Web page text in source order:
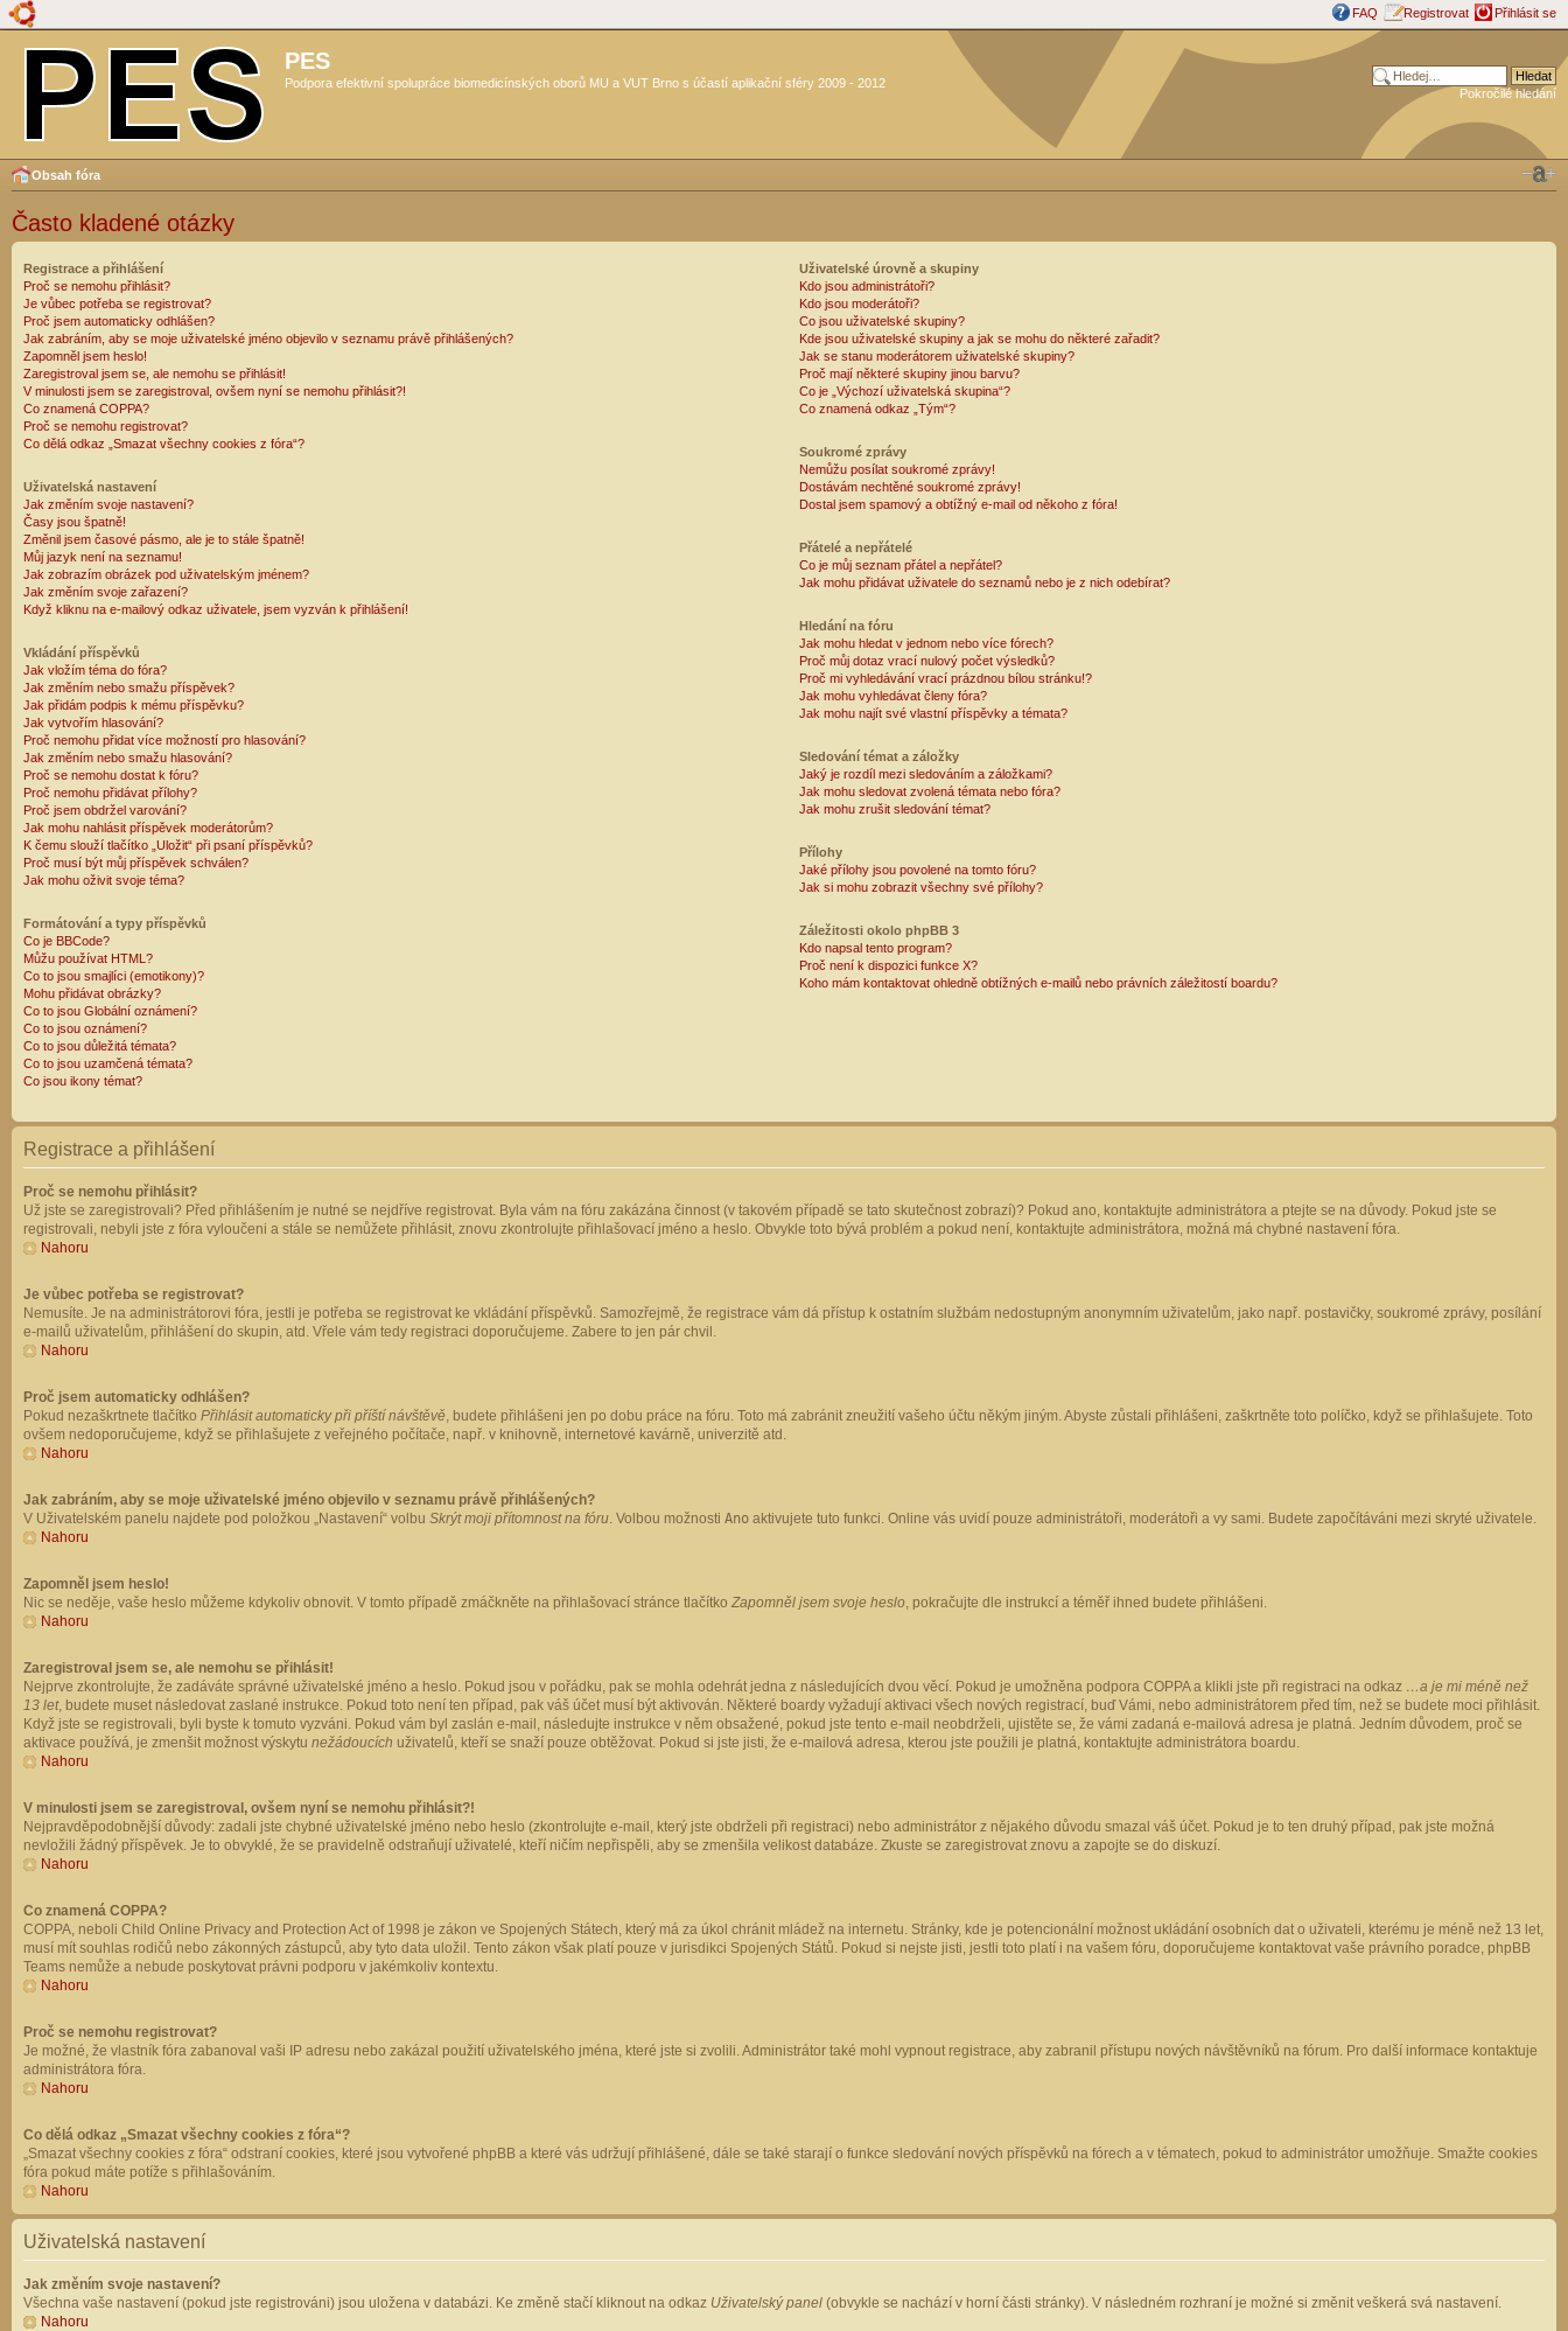
FAQ Registrovat Přihlásit se
PES
Podpora efektivní spolupráce biomedicínských oborů MU a VUT Brno s účastí aplikační sféry 2009 - 2012
Pokročilé hledání
Obsah fóra
Často kladené otázky
Registrace a přihlášení
Proč se nemohu přihlásit?
Je vůbec potřeba se registrovat?
Proč jsem automaticky odhlášen?
Jak zabráním, aby se moje uživatelské jméno objevilo v seznamu právě přihlášených?
Zapomněl jsem heslo!
Zaregistroval jsem se, ale nemohu se přihlásit!
V minulosti jsem se zaregistroval, ovšem nyní se nemohu přihlásit?!
Co znamená COPPA?
Proč se nemohu registrovat?
Co dělá odkaz „Smazat všechny cookies z fóra“?
Uživatelská nastavení
Jak změním svoje nastavení?
Časy jsou špatně!
Změnil jsem časové pásmo, ale je to stále špatně!
Můj jazyk není na seznamu!
Jak zobrazím obrázek pod uživatelským jménem?
Jak změním svoje zařazení?
Když kliknu na e-mailový odkaz uživatele, jsem vyzván k přihlášení!
Vkládání příspěvků
Jak vložím téma do fóra?
Jak změním nebo smažu příspěvek?
Jak přidám podpis k mému příspěvku?
Jak vytvořím hlasování?
Proč nemohu přidat více možností pro hlasování?
Jak změním nebo smažu hlasování?
Proč se nemohu dostat k fóru?
Proč nemohu přidávat přílohy?
Proč jsem obdržel varování?
Jak mohu nahlásit příspěvek moderátorům?
K čemu slouží tlačítko „Uložit“ při psaní příspěvků?
Proč musí být můj příspěvek schválen?
Jak mohu oživit svoje téma?
Formátování a typy příspěvků
Co je BBCode?
Můžu používat HTML?
Co to jsou smajlíci (emotikony)?
Mohu přidávat obrázky?
Co to jsou Globální oznámení?
Co to jsou oznámení?
Co to jsou důležitá témata?
Co to jsou uzamčená témata?
Co jsou ikony témat?
Uživatelské úrovně a skupiny
Kdo jsou administrátoři?
Kdo jsou moderátoři?
Co jsou uživatelské skupiny?
Kde jsou uživatelské skupiny a jak se mohu do některé zařadit?
Jak se stanu moderátorem uživatelské skupiny?
Proč mají některé skupiny jinou barvu?
Co je „Výchozí uživatelská skupina“?
Co znamená odkaz „Tým“?
Soukromé zprávy
Nemůžu posílat soukromé zprávy!
Dostávám nechtěné soukromé zprávy!
Dostal jsem spamový a obtížný e-mail od někoho z fóra!
Přátelé a nepřátelé
Co je můj seznam přátel a nepřátel?
Jak mohu přidávat uživatele do seznamů nebo je z nich odebírat?
Hledání na fóru
Jak mohu hledat v jednom nebo více fórech?
Proč můj dotaz vrací nulový počet výsledků?
Proč mi vyhledávání vrací prázdnou bílou stránku!?
Jak mohu vyhledávat členy fóra?
Jak mohu najít své vlastní příspěvky a témata?
Sledování témat a záložky
Jaký je rozdíl mezi sledováním a záložkami?
Jak mohu sledovat zvolená témata nebo fóra?
Jak mohu zrušit sledování témat?
Přílohy
Jaké přílohy jsou povolené na tomto fóru?
Jak si mohu zobrazit všechny své přílohy?
Záležitosti okolo phpBB 3
Kdo napsal tento program?
Proč není k dispozici funkce X?
Koho mám kontaktovat ohledně obtížných e-mailů nebo právních záležitostí boardu?
Registrace a přihlášení
Proč se nemohu přihlásit?
Už jste se zaregistrovali? Před přihlášením je nutné se nejdříve registrovat. Byla vám na fóru zakázána činnost (v takovém případě se tato skutečnost zobrazí)? Pokud ano, kontaktujte administrátora a ptejte se na důvody. Pokud jste se
registrovali, nebyli jste z fóra vyloučeni a stále se nemůžete přihlásit, znovu zkontrolujte přihlašovací jméno a heslo. Obvykle toto bývá problém a pokud není, kontaktujte administrátora, možná má chybné nastavení fóra.
Nahoru
Je vůbec potřeba se registrovat?
Nemusíte. Je na administrátorovi fóra, jestli je potřeba se registrovat ke vkládání příspěvků. Samozřejmě, že registrace vám dá přístup k ostatním službám nedostupným anonymním uživatelům, jako např. postavičky, soukromé zprávy, posílání
e-mailů uživatelům, přihlášení do skupin, atd. Vřele vám tedy registraci doporučujeme. Zabere to jen pár chvil.
Nahoru
Proč jsem automaticky odhlášen?
Pokud nezaškrtnete tlačítko Přihlásit automaticky při příští návštěvě, budete přihlášeni jen po dobu práce na fóru. Toto má zabránit zneužití vašeho účtu někým jiným. Abyste zůstali přihlášeni, zaškrtněte toto políčko, když se přihlašujete. Toto
ovšem nedoporučujeme, když se přihlašujete z veřejného počítače, např. v knihovně, internetové kavárně, univerzitě atd.
Nahoru
Jak zabráním, aby se moje uživatelské jméno objevilo v seznamu právě přihlášených?
V Uživatelském panelu najdete pod položkou „Nastavení“ volbu Skrýt moji přítomnost na fóru. Volbou možnosti Ano aktivujete tuto funkci. Online vás uvidí pouze administrátoři, moderátoři a vy sami. Budete započítáváni mezi skryté uživatele.
Nahoru
Zapomněl jsem heslo!
Nic se neděje, vaše heslo můžeme kdykoliv obnovit. V tomto případě zmáčkněte na přihlašovací stránce tlačítko Zapomněl jsem svoje heslo, pokračujte dle instrukcí a téměř ihned budete přihlášeni.
Nahoru
Zaregistroval jsem se, ale nemohu se přihlásit!
Nejprve zkontrolujte, že zadáváte správné uživatelské jméno a heslo. Pokud jsou v pořádku, pak se mohla odehrát jedna z následujících dvou věcí. Pokud je umožněna podpora COPPA a klikli jste při registraci na odkaz …a je mi méně než
13 let, budete muset následovat zaslané instrukce. Pokud toto není ten případ, pak váš účet musí být aktivován. Některé boardy vyžadují aktivaci všech nových registrací, buď Vámi, nebo administrátorem před tím, než se budete moci přihlásit.
Když jste se registrovali, byli byste k tomuto vyzváni. Pokud vám byl zaslán e-mail, následujte instrukce v něm obsažené, pokud jste tento e-mail neobdrželi, ujistěte se, že vámi zadaná e-mailová adresa je platná. Jedním důvodem, proč se
aktivace používá, je zmenšit možnost výskytu nežádoucích uživatelů, kteří se snaží pouze obtěžovat. Pokud si jste jisti, že e-mailová adresa, kterou jste použili je platná, kontaktujte administrátora boardu.
Nahoru
V minulosti jsem se zaregistroval, ovšem nyní se nemohu přihlásit?!
Nejpravděpodobnější důvody: zadali jste chybné uživatelské jméno nebo heslo (zkontrolujte e-mail, který jste obdrželi při registraci) nebo administrátor z nějakého důvodu smazal váš účet. Pokud je to ten druhý případ, pak jste možná
nevložili žádný příspěvek. Je to obvyklé, že se pravidelně odstraňují uživatelé, kteří ničím nepřispěli, aby se zmenšila velikost databáze. Zkuste se zaregistrovat znovu a zapojte se do diskuzí.
Nahoru
Co znamená COPPA?
COPPA, neboli Child Online Privacy and Protection Act of 1998 je zákon ve Spojených Státech, který má za úkol chránit mládež na internetu. Stránky, kde je potencionální možnost ukládání osobních dat o uživateli, kterému je méně než 13 let,
musí mít souhlas rodičů nebo zákonných zástupců, aby tyto data uložil. Tento zákon však platí pouze v jurisdikci Spojených Států. Pokud si nejste jisti, jestli toto platí i na vašem fóru, doporučujeme kontaktovat vaše právního poradce, phpBB
Teams nemůže a nebude poskytovat právni podporu v jakémkoliv kontextu.
Nahoru
Proč se nemohu registrovat?
Je možné, že vlastník fóra zabanoval vaši IP adresu nebo zakázal použití uživatelského jména, které jste si zvolili. Administrátor také mohl vypnout registrace, aby zabranil přístupu nových návštěvníků na fórum. Pro další informace kontaktuje
administrátora fóra.
Nahoru
Co dělá odkaz „Smazat všechny cookies z fóra“?
„Smazat všechny cookies z fóra“ odstraní cookies, které jsou vytvořené phpBB a které vás udržují přihlášené, dále se také starají o funkce sledování nových příspěvků na fórech a v tématech, pokud to administrátor umožňuje. Smažte cookies
fóra pokud máte potíže s přihlašováním.
Nahoru
Uživatelská nastavení
Jak změním svoje nastavení?
Všechna vaše nastavení (pokud jste registrováni) jsou uložena v databázi. Ke změně stačí kliknout na odkaz Uživatelský panel (obvykle se nachází v horní části stránky). V následném rozhraní je možné si změnit veškerá svá nastavení.
Nahoru